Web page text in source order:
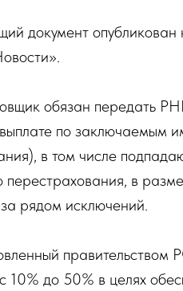
документ
обязан передать
по заключаемым
в том числе
перестрахования, в
за рядом исключений.
до 50% в целях